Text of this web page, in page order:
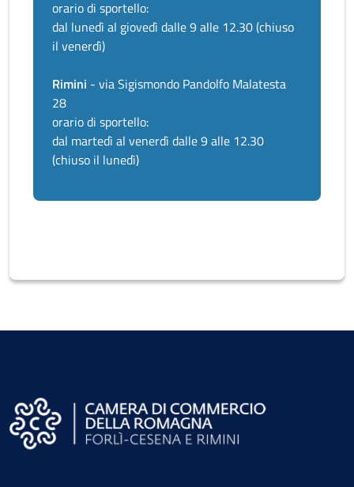
orario di sportello:
dal lunedì al giovedì dalle 9 alle 12.30 (chiuso
il venerdì)
Rimini - via Sigismondo Pandolfo Malatesta
28
orario di sportello:
dal martedì al venerdì dalle 9 alle 12.30
(chiuso il lunedì)